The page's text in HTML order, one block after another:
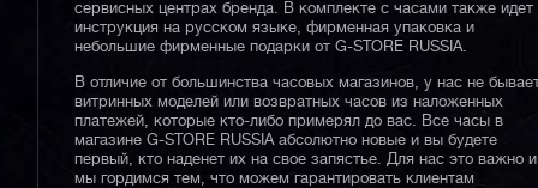
сервисных центрах бренда. В комплекте с часами также идет
инструкция на русском языке, фирменная упаковка и
небольшие фирменные подарки от G-STORE RUSSIA.
В отличие от большинства часовых магазинов, у нас не
витринных моделей или возвратных часов из наложенных
платежей, которые кто-либо примерял до вас. Все часы в
магазине G-STORE RUSSIA абсолютно новые и вы будете
первый, кто наденет их на свое запястье. Для нас это важно и
мы гордимся тем, что можем гарантировать клиентам